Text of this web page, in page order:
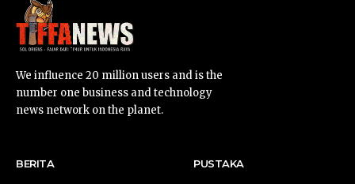
We influence 20 million users and is the
number one business and technology
news network on the planet.
BERITA
PUSTAKA